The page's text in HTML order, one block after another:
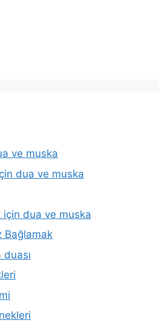
ve muska
dua ve muska
dua ve muska
Bağlamak